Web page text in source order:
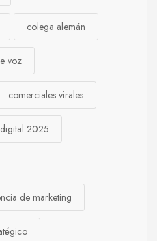
colega alemán
voz
comerciales virales
2025
de marketing